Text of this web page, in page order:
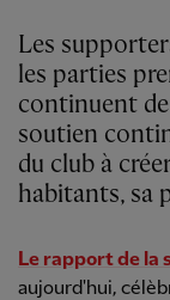
Les
les parties
continuent
soutien
du club à
habitants, sa
Le rapport de la
aujourd'hui,